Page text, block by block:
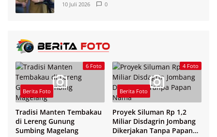
10 Juli 2026 0
6 Foto
Berita Foto
Tradisi Manten Tembakau
di Lereng Gunung
Sumbing Magelang
4 Foto
Berita Foto
Proyek Siluman Rp 1,2
Miliar Disdagrin Jombang
Dikerjakan Tanpa Papan